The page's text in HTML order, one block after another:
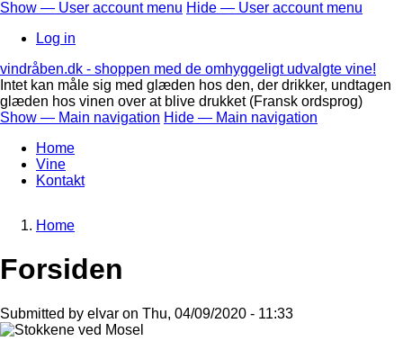
Skip
main
User
account
menu
Show — User account menu Hide — User account menu
Log in
vindråben.dk - shoppen med de omhyggeligt udvalgte vine!
Intet kan måle sig med glæden hos den, der drikker, undtagen
glæden hos vinen over at blive drukket (Fransk ordsprog)
Main
navigation
Show — Main navigation Hide — Main navigation
Home
Vine
Kontakt
Home
Forsiden
Submitted by elvar on Thu, 04/09/2020 - 11:33